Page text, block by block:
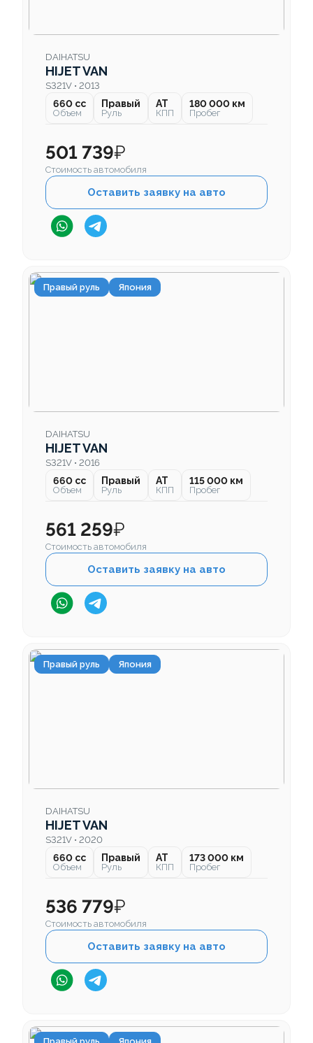
DAIHATSU
HIJET VAN
S321V • 2013
660 cc
Объем
Правый
Руль
AT
КПП
180 000 км
Пробег
501 739₽
Стоимость автомобиля
Оставить заявку на авто
Правый руль Япония
DAIHATSU
HIJET VAN
S321V • 2016
660 cc
Объем
Правый
Руль
AT
КПП
115 000 км
Пробег
561 259₽
Стоимость автомобиля
Оставить заявку на авто
Правый руль Япония
DAIHATSU
HIJET VAN
S321V • 2020
660 cc
Объем
Правый
Руль
AT
КПП
173 000 км
Пробег
536 779₽
Стоимость автомобиля
Оставить заявку на авто